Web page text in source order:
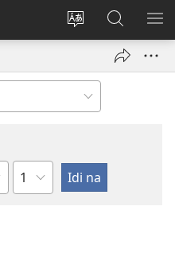
Promijeni
Prijava
(otvara
prozor)
JW.ORG
|
Pretraga
Poglavlje